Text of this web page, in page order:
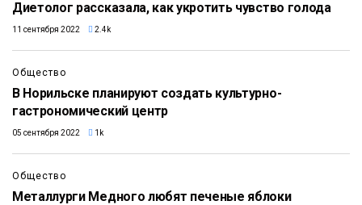
Диетолог рассказала, как укротить чувство голода
11 сентября 2022 2.4k
Общество
В Норильске планируют создать культурно-
гастрономический центр
05 сентября 2022 1k
Общество
Металлурги Медного любят печеные яблоки